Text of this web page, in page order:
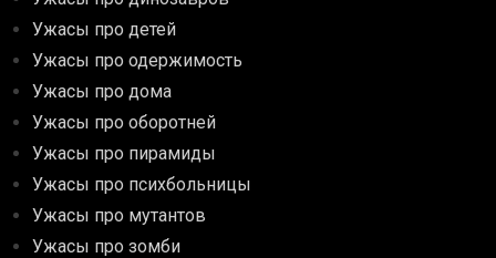
Ужасы про детей
Ужасы про одержимость
Ужасы про дома
Ужасы про оборотней
Ужасы про пирамиды
Ужасы про психбольницы
Ужасы про мутантов
Ужасы про зомби